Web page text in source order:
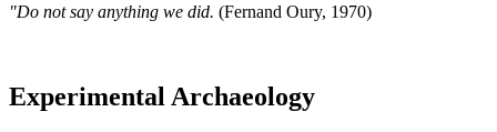
"Do not say anything we did. (Fernand Oury, 1970)
Experimental Archaeology